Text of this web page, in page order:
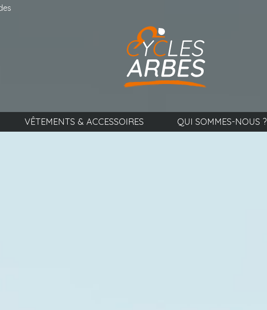
VÊTEMENTS & ACCESSOIRES QUI SOMMES-NOUS ?